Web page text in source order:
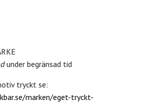
under begränsad tid
tryckt se:
marken/eget-tryckt-